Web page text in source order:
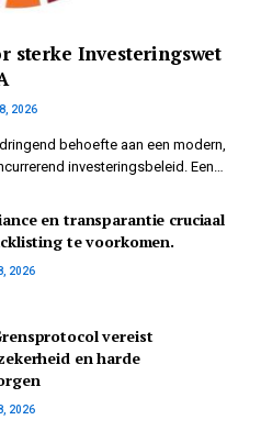
sterke Investeringswet
2026
behoefte aan een modern,
investeringsbeleid. Een…
en transparantie cruciaal
te voorkomen.
2026
vereist
en harde
2026